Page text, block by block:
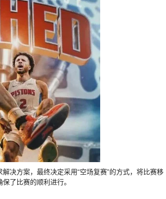
决方案，最终决定采用“空场复赛”的方式，将比赛移
了比赛的顺利进行。